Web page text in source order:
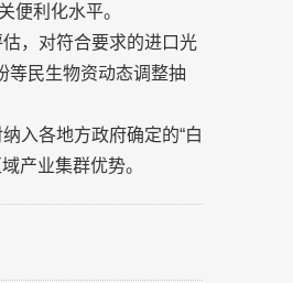
便利化水平。
，对符合要求的进口光
等民生物资动态调整抽
入各地方政府确定的“白
产业集群优势。